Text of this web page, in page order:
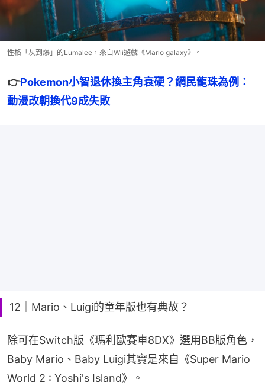
性格「灰到爆」的Lumalee，來自Wii遊戲《Mario galaxy》。
👉Pokemon小智退休換主角衰硬？網民龍珠為例：
動漫改朝換代9成失敗
12｜Mario、Luigi的童年版也有典故？
除可在Switch版《瑪利歐賽車8DX》選用BB版角色，
Baby Mario、Baby Luigi其實是來自《Super Mario
World 2 : Yoshi's Island》。